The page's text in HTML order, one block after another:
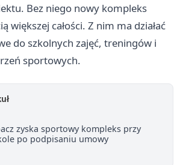
Bez niego nowy kompleks
większej całości. Z nim ma działać
do szkolnych zajęć, treningów i
sportowych.
zyska sportowy kompleks przy
po podpisaniu umowy